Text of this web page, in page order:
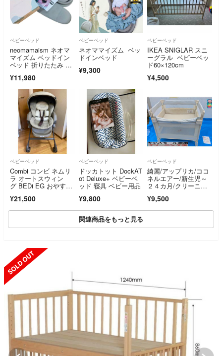
ベビーベッド
neomamaism ネオマ
マイズム ベッドイン
ベッド 折りたたみ グ
¥11,980
ベビーベッド
ネオママイズム ベッ
ドインベッド
¥9,300
ベビーベッド
IKEA SNIGLAR スニ
ーグラル ベビーベッ
ド60×120cm
¥4,500
ベビーベッド
Combi コンビ ネムリ
ラ オートスウィン
グ BEDi EG おやすみ
¥21,500
ベビーベッド
ドッカトット DockAT
ot Deluxe+ ベビーベ
ッド 寝具 ベビー用品
¥9,800
ベビーベッド
綺麗/アップリカ/ココ
ネルエアー/新生児～
２４カ月/クリーニン
¥9,500
関連商品をもっと見る